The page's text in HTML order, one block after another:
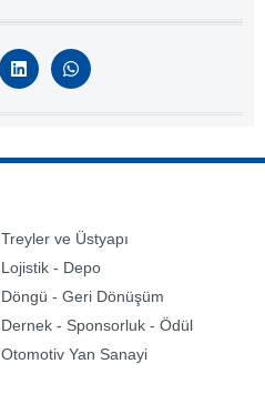
Treyler ve Üstyapı
Lojistik - Depo
Döngü - Geri Dönüşüm
Dernek - Sponsorluk - Ödül
Otomotiv Yan Sanayi